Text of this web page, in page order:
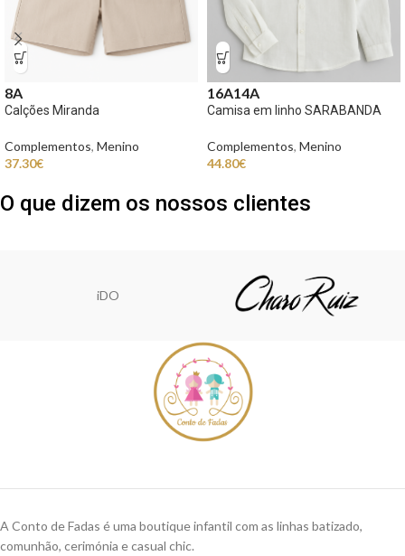
8A
Calções Miranda
Complementos, Menino
37.30€
16A14A
Camisa em linho SARABANDA
Complementos, Menino
44.80€
O que dizem os nossos clientes
iDO
A Conto de Fadas é uma boutique infantil com as linhas batizado,
comunhão, cerimónia e casual chic.